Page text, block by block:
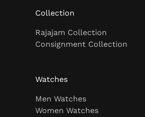
Collection
Rajajam Collection
Consignment Collection
Watches
Men Watches
Women Watches